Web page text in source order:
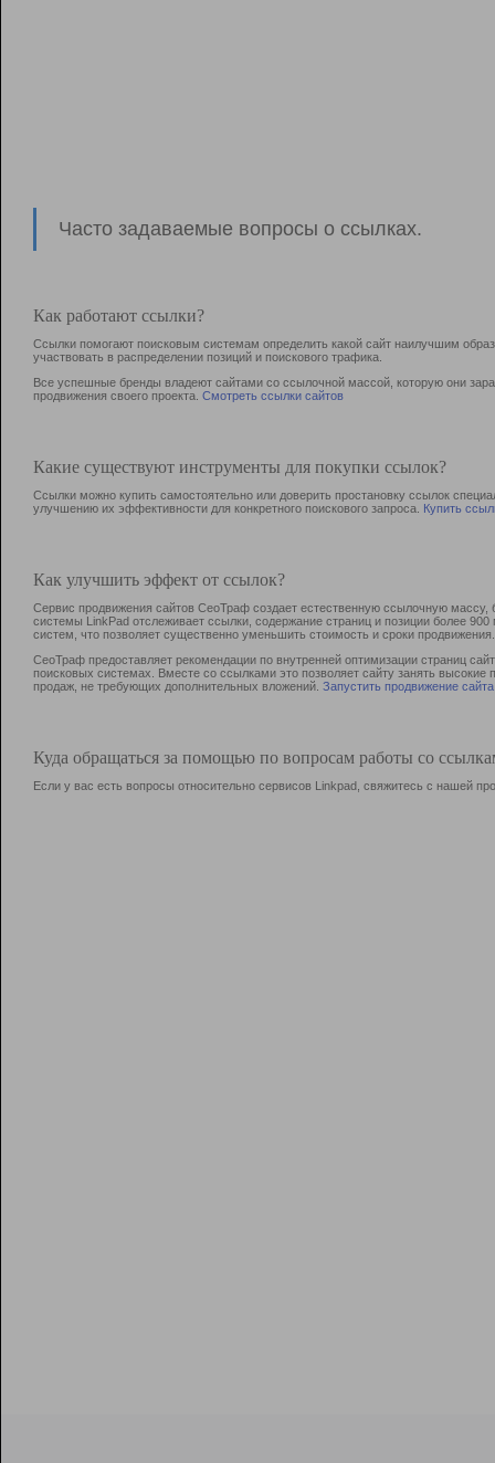
Часто задаваемые вопросы о ссылках.
Как работают ссылки?
Ссылки помогают поисковым системам определить какой сайт наилучшим
участвовать в раcпределении позиций и поискового трафика.
Все успешные бренды владеют сайтами со ссылочной массой, которую они
продвижения своего проекта. Смотреть ссылки сайтов
Какие существуют инструменты для покупки ссылок?
Ссылки можно купить самостоятельно или доверить простановку ссылок
улучшению их эффективности для конкретного поискового запроса. Купить
Как улучшить эффект от ссылок?
Сервис продвижения сайтов СеоТраф создает естественную ссылочную
системы LinkPad отслеживает ссылки, содержание страниц и позиции более
систем, что позволяет существенно уменьшить стоимость и сроки продвижения.
СеоТраф предоставляет рекомендации по внутренней оптимизации страниц
поисковых системах. Вместе со ссылками это позволяет сайту занять
продаж, не требующих дополнительных вложений. Запустить продвижение сайта
Куда обращаться за помощью по вопросам работы со
Если у вас есть вопросы относительно сервисов Linkpad, свяжитесь с нашей